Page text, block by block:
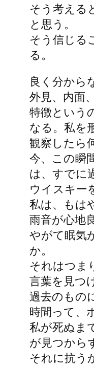
そう考える
と思う。
そう信じる
る。
良く分から
外見、内面
特徴という
なる。私を
観察したら
今、この瞬
は、すでに
ウイスキー
私は、もは
雨音が心地
やがて眠気
か。
それはつま
言葉を見つ
過去のもの
時間って、
私が死ぬま
が見つから
それに抗う